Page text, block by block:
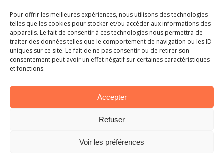
Pour offrir les meilleures expériences, nous utilisons des technologies
telles que les cookies pour stocker et/ou accéder aux informations des
appareils. Le fait de consentir à ces technologies nous permettra de
traiter des données telles que le comportement de navigation ou les ID
uniques sur ce site. Le fait de ne pas consentir ou de retirer son
consentement peut avoir un effet négatif sur certaines caractéristiques
et fonctions.
Accepter
Refuser
Voir les préférences
Restez informé des nouveautés :